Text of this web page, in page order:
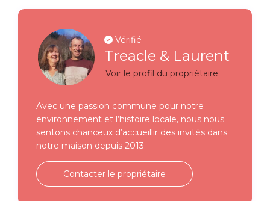
Vérifié
Treacle & Laurent
Voir le profil du propriétaire
Avec une passion commune pour notre
environnement et l’histoire locale, nous nous
sentons chanceux d’accueillir des invités dans
notre maison depuis 2013.
Contacter le propriétaire